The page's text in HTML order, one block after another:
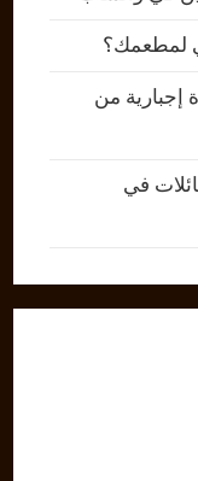
لمطعمك؟
إجبارية من
أوفيس 365 للعائلات في